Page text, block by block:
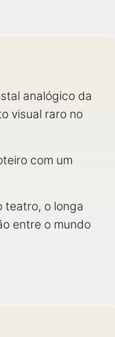
analógico da
visual raro no
com um
teatro, o longa
entre o mundo